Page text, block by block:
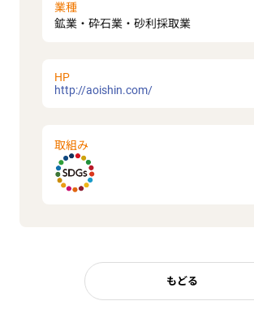
業種
鉱業・砕石業・砂利採取業
HP
http://aoishin.com/
取組み
もどる